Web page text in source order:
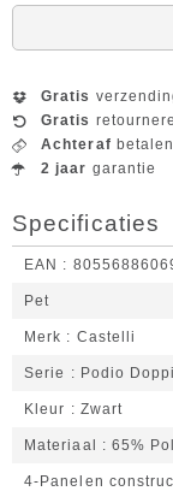
Gratis
Gratis
Achteraf betalen
2 jaar garantie
Specificaties
EAN
Pet
Merk Castelli
Serie Podio
Kleur Zwart
Materiaal 65%
4-Panelen